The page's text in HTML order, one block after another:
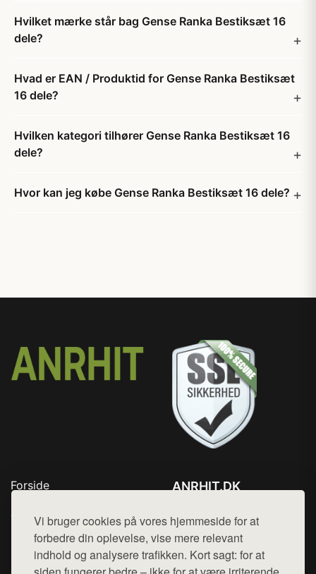
Vi bruger cookies på vores hjemmeside for at
forbedre din oplevelse, vise mere relevant
indhold og analysere trafikken. Kort sagt: for at
Hvilket mærke står bag Gense Ranka Bestiksæt 16
dele?
Hvad er EAN / Produktid for Gense Ranka Bestiksæt
16 dele?
Hvilken kategori tilhører Gense Ranka Bestiksæt 16
dele?
Hvor kan jeg købe Gense Ranka Bestiksæt 16 dele?
Forside
Top Rabatter
Blog
Kontakt
ANRHIT.DK
Mail: hej@want.dk
Cookie- og privatlivspolitik